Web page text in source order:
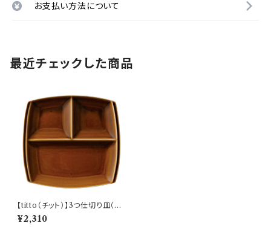
お支払い方法について
最近チェックした商品
【titto（チット）】3つ仕切り皿（角
ブラウン) O-P37502
¥2,310